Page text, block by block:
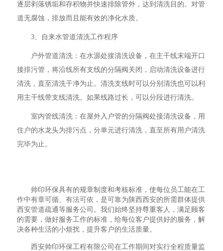
逐层剥落锈垢和存积物并快速排除管外，达到清洗目的。对管
道无腐蚀，排放而且能有效的净化水质。
3、自来水管道清洗工作程序
户外管道清洗：在水源处接清洗设备，在主干线末端开口
接排污管，将沿线所有支线的分隔阀关闭，启动清洗设备进行
清洗，直至清洗干净为止。清洗支线时可以分别清洗也可以利
用主干线带支线清洗。如果线路过长，可以分段进行清洗。
室内管线清洗：在屋外入户管的分隔阀处接清洗设备，用
住户的水龙头为排污点，分单元进行清洗，直至所有用户清洗
完毕为止。
帅印环保具有的规章制度和考核标准，使每位员工能在工
作中有章可循、有法可依，是可靠为陕西西安的所需群体提供
西安管道疏通等服务公司。我们始终坚持尊重客人，满足顾客
的需要，做好服务工作的标准，给每位客户提供好的服务，解
决各种生活的小烦扰，提升客户的生活质量。
西安帅印环保工程有限公司在工作期间对实行全程质量监